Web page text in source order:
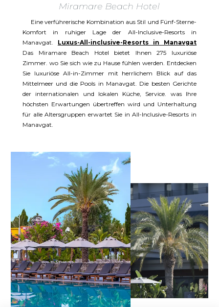
Miramare Beach Hotel
Eine verführerische Kombination aus Stil und Fünf-Sterne-
Komfort in ruhiger Lage der All-Inclusive-Resorts in
Manavgat. Luxus-All-inclusive-Resorts in Manavgat
Das Miramare Beach Hotel bietet Ihnen 275 luxuriöse
Zimmer. wo Sie sich wie zu Hause fühlen werden. Entdecken
Sie luxuriöse All-in-Zimmer mit herrlichem Blick auf das
Mittelmeer und die Pools in Manavgat. Die besten Gerichte
der internationalen und lokalen Küche, Service. was Ihre
höchsten Erwartungen übertreffen wird und Unterhaltung
für alle Altersgruppen erwartet Sie in All-Inclusive-Resorts in
Manavgat.